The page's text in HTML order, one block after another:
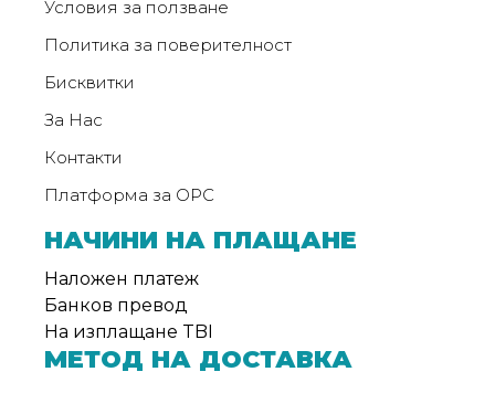
Условия за ползване
Политика за поверителност
Бисквитки
За Нас
Контакти
Платформа за ОРС
НАЧИНИ НА ПЛАЩАНЕ
Наложен платеж
Банков превод
На изплащане TBI
МЕТОД НА ДОСТАВКА